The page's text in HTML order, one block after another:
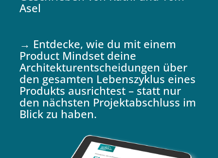
Asel
→ Entdecke, wie du mit einem
Product Mindset deine
Architekturentscheidungen über
den gesamten Lebenszyklus eines
Produkts ausrichtest – statt nur
den nächsten Projektabschluss im
Blick zu haben.